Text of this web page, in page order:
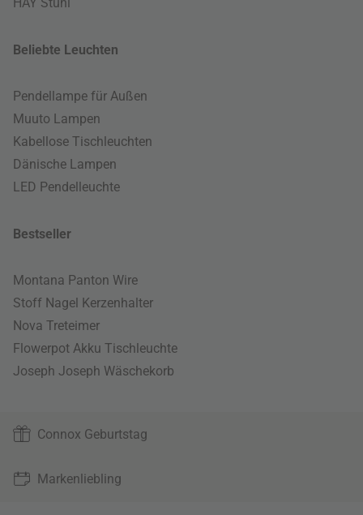
Beliebte Leuchten
Pendellampe für Außen
Muuto Lampen
Kabellose Tischleuchten
Dänische Lampen
LED Pendelleuchte
Bestseller
Montana Panton Wire
Stoff Nagel Kerzenhalter
Nova Treteimer
Flowerpot Akku Tischleuchte
Joseph Joseph Wäschekorb
Connox Geburtstag
Markenliebling